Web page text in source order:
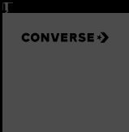
Pause